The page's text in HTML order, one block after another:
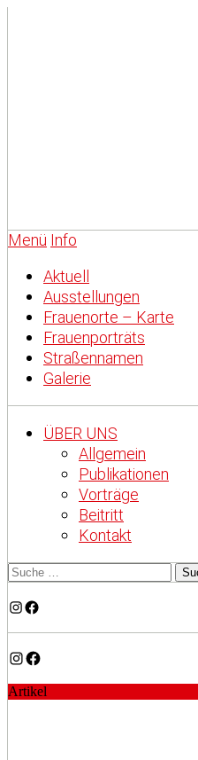
Menü Info
Aktuell
Ausstellungen
Frauenorte – Karte
Frauenporträts
Straßennamen
Galerie
ÜBER UNS
Allgemein
Publikationen
Vorträge
Beitritt
Kontakt
Instagram
Facebook
Instagram
Facebook
Artikel